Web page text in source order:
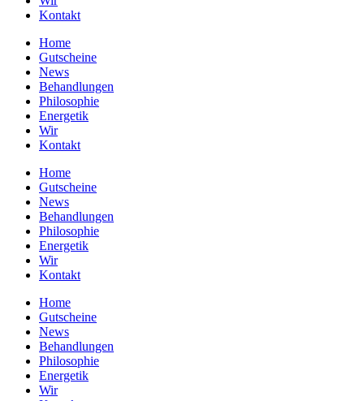
Kontakt
Home
Gutscheine
News
Behandlungen
Philosophie
Energetik
Wir
Kontakt
Home
Gutscheine
News
Behandlungen
Philosophie
Energetik
Wir
Kontakt
Home
Gutscheine
News
Behandlungen
Philosophie
Energetik
Wir